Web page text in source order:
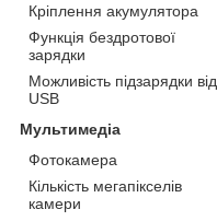
Кріплення акумулятора
Функція бездротової
зарядки
Можливість підзарядки від
USB
Мультимедіа
Фотокамера
Кількість мегапікселів
камери